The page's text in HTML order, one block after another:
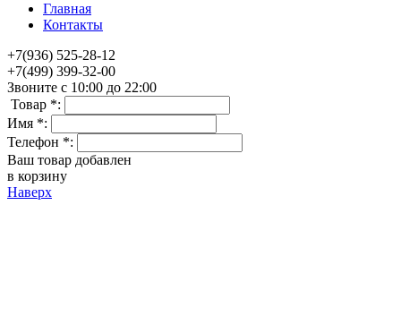
Главная
Контакты
+7(936) 525-28-12
+7(499) 399-32-00
Звоните с 10:00 до 22:00
Товар *:
Имя *:
Телефон *:
Ваш товар добавлен
в корзину
Наверх